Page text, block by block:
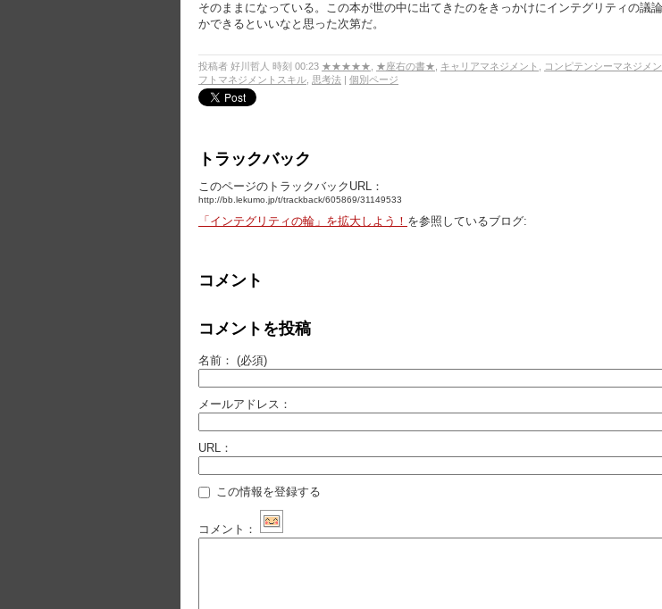
そのままになっている。この本が世の中に出てきたのをきっかけにインテグリティの議
かできるといいなと思った次第だ。
投稿者 好川哲人 時刻 00:23 ★★★★★ ★座右の書★ キャリアマネジメント コンピテンシーマネジメン
フトマネジメントスキル 思考法 | 個別ページ
トラックバック
このページのトラックバックURL：
http://bb.lekumo.jp/t/trackback/605869/31149533
「インテグリティの輪」を拡大しよう！ を参照しているブログ:
コメント
コメントを投稿
名前： (必須)
メールアドレス：
URL：
この情報を登録する
コメント：